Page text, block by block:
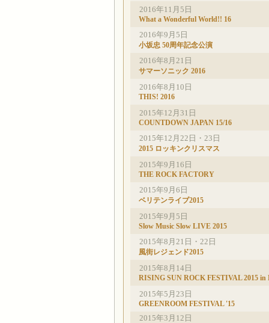
2016年11月5日
What a Wonderful World!! 16
2016年9月5日
小坂忠 50周年記念公演
2016年8月21日
サマーソニック 2016
2016年8月10日
THIS! 2016
2015年12月31日
COUNTDOWN JAPAN 15/16
2015年12月22日・23日
2015 ロッキンクリスマス
2015年9月16日
THE ROCK FACTORY
2015年9月6日
ベリテンライブ2015
2015年9月5日
Slow Music Slow LIVE 2015
2015年8月21日・22日
風街レジェンド2015
2015年8月14日
RISING SUN ROCK FESTIVAL 2015 in
2015年5月23日
GREENROOM FESTIVAL '15
2015年3月12日